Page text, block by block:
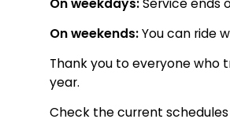
On weekdays:Service ends
On weekends:You can ride
Thank you to everyone who
year.
Check the current